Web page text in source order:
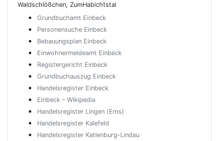
Waldschlößchen, ZumHabichtstal
Grundbuchamt Einbeck
Personensuche Einbeck
Bebauungsplan Einbeck
Einwohnermeldeamt Einbeck
Registergericht Einbeck
Grundbuchauszug Einbeck
Handelsregister Einbeck
Einbeck – Wikipedia
Handelsregister Lingen (Ems)
Handelsregister Kalefeld
Handelsregister Katlenburg-Lindau